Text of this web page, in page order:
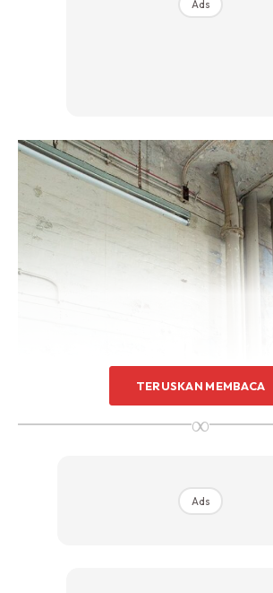
Sentuhan Midas penuh kemewahan
untuk kediaman anda.
Rahsia dari IMPIANA, download
Ads
TERUSKAN MEMBACA
∞
Ads